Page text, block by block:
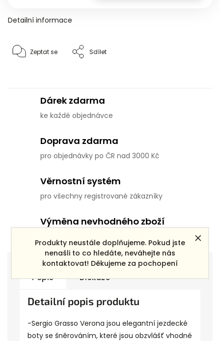
Produkty neustále doplňujeme. Pokud jste
nenašli to co hledáte, neváhejte nás
kontaktovat! Děkujeme za pochopení
Detailní informace
Zeptat se Sdílet
Dárek zdarma
ke každé objednávce
Doprava zdarma
pro objednávky po ČR nad 3000 Kč
Věrnostní systém
pro všechny registrované zákazníky
Výměna nevhodného zboží
Popis Diskuze
Detailní popis produktu
-Sergio Grasso Verona jsou elegantní jezdecké
boty se šněrováním, které jsou obzvlášť vhodné